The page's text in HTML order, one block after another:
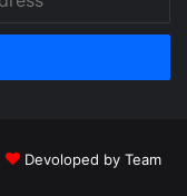
Devoloped by Team